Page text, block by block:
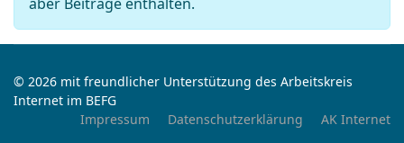
© 2026 mit freundlicher Unterstützung des Arbeitskreis
Internet im BEFG
Impressum
Datenschutzerklärung AK Internet